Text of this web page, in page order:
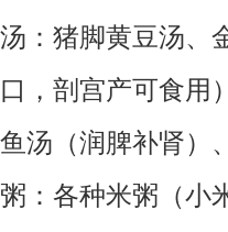
汤：猪脚黄豆汤、
口，剖宫产可食用
鱼汤（润脾补肾）
粥：各种米粥（小